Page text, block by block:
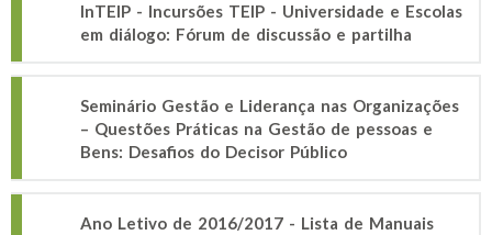
InTEIP - Incursões TEIP - Universidade e Escolas
em diálogo: Fórum de discussão e partilha
Seminário Gestão e Liderança nas Organizações
– Questões Práticas na Gestão de pessoas e
Bens: Desafios do Decisor Público
Ano Letivo de 2016/2017 - Lista de Manuais